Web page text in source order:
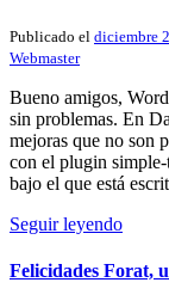
Publicado el diciembre
Webmaster
Bueno amigos,
sin problemas. En
mejoras que no son
con el plugin
bajo el que está
Seguir leyendo
Felicidades Forat,